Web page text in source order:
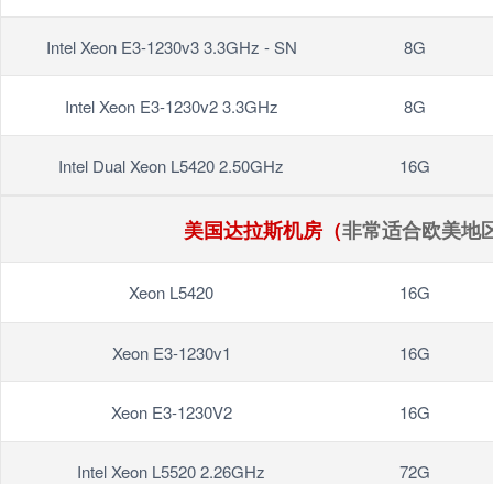
Intel Xeon E3-1230v3 3.3GHz - SN 8G
Intel Xeon E3-1230v2 3.3GHz 8G
Intel Dual Xeon L5420 2.50GHz 16G
美国达拉斯机房（非常适合欧美地
Xeon L5420 16G
Xeon E3-1230v1 16G
Xeon E3-1230V2 16G
Intel Xeon L5520 2.26GHz 72G